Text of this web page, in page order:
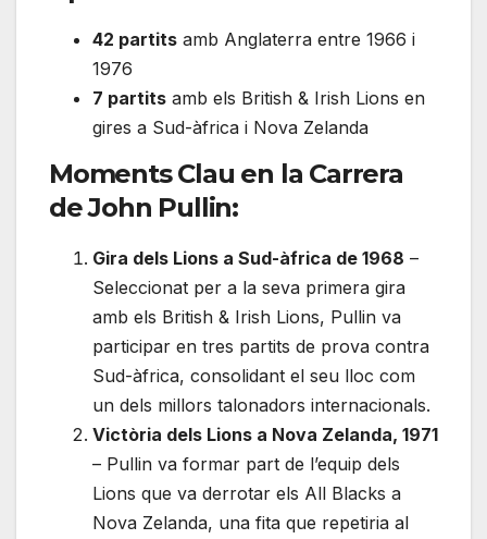
42 partits amb Anglaterra entre 1966 i
1976
7 partits amb els British & Irish Lions en
gires a Sud-àfrica i Nova Zelanda
Moments Clau en la Carrera
de John Pullin:
Gira dels Lions a Sud-àfrica de 1968 –
Seleccionat per a la seva primera gira
amb els British & Irish Lions, Pullin va
participar en tres partits de prova contra
Sud-àfrica, consolidant el seu lloc com
un dels millors talonadors internacionals.
Victòria dels Lions a Nova Zelanda, 1971
– Pullin va formar part de l’equip dels
Lions que va derrotar els All Blacks a
Nova Zelanda, una fita que repetiria al